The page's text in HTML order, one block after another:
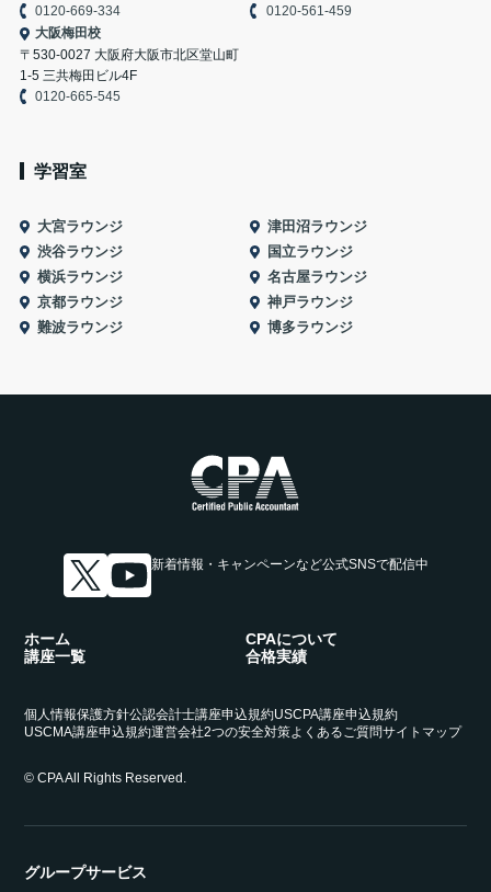
0120-669-334
0120-561-459
大阪梅田校
〒530-0027 大阪府大阪市北区堂山町
1-5 三共梅田ビル4F
0120-665-545
学習室
大宮ラウンジ
津田沼ラウンジ
渋谷ラウンジ
国立ラウンジ
横浜ラウンジ
名古屋ラウンジ
京都ラウンジ
神戸ラウンジ
難波ラウンジ
博多ラウンジ
新着情報・キャンペーンなど公式SNSで配信中
ホーム
CPAについて
講座一覧
合格実績
個人情報保護方針公認会計士講座申込規約USCPA講座申込規約
USCMA講座申込規約運営会社2つの安全対策よくあるご質問サイトマップ
© CPA All Rights Reserved.
グループサービス